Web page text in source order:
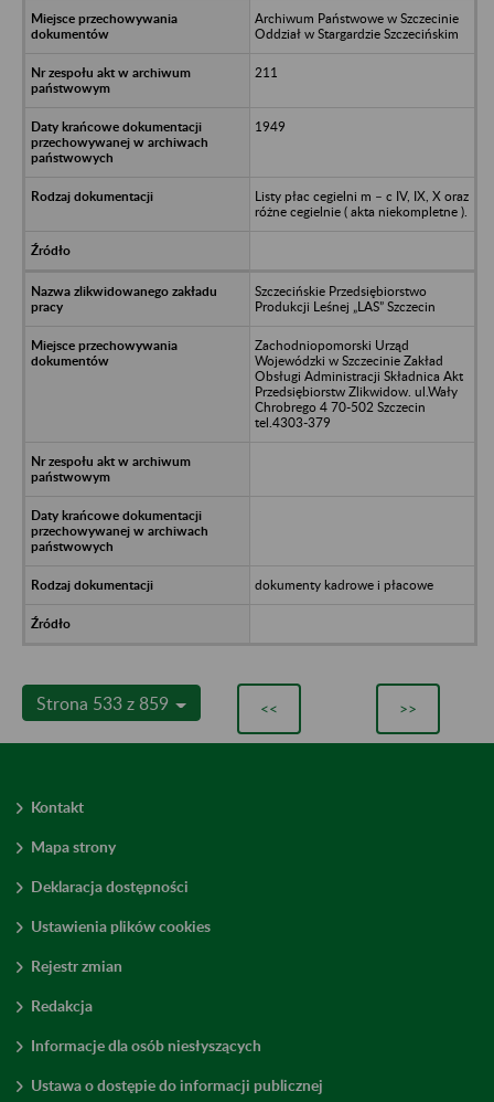
Archiwum Państwowe w Szczecinie
Oddział w Stargardzie Szczecińskim
211
1949
Listy płac cegielni m – c IV, IX, X oraz
różne cegielnie ( akta niekompletne ).
Szczecińskie Przedsiębiorstwo
Produkcji Leśnej „LAS” Szczecin
Zachodniopomorski Urząd
Wojewódzki w Szczecinie Zakład
Obsługi Administracji Składnica Akt
Przedsiębiorstw Zlikwidow. ul.Wały
Chrobrego 4 70-502 Szczecin
tel.4303-379
dokumenty kadrowe i płacowe
Strona 533 z 859 << >>
Kontakt
Mapa strony
Deklaracja dostępności
Ustawienia plików cookies
Rejestr zmian
Redakcja
Informacje dla osób niesłyszących
Ustawa o dostępie do informacji publicznej